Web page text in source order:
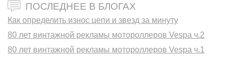
ПОСЛЕДНЕЕ В БЛОГАХ
Как определить износ цепи и звезд за минуту
80 лет винтажной рекламы мотороллеров Vespa ч.2
80 лет винтажной рекламы мотороллеров Vespa ч.1